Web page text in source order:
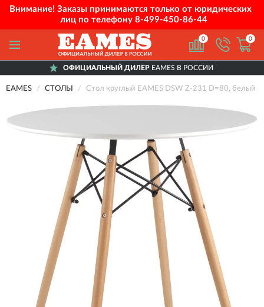
Внимание! Заказы принимаются только от юридических
лиц по телефону 8-499-450-86-44
0 0
ОФИЦИАЛЬНЫЙ ДИЛЕР EAMES В РОССИИ
EAMES СТОЛЫ Стол круглый EAMES DSW Z-231 D=80, белый